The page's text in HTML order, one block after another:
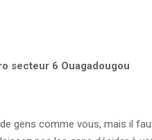
secteur 6 Ouagadougou
gens comme vous, mais il